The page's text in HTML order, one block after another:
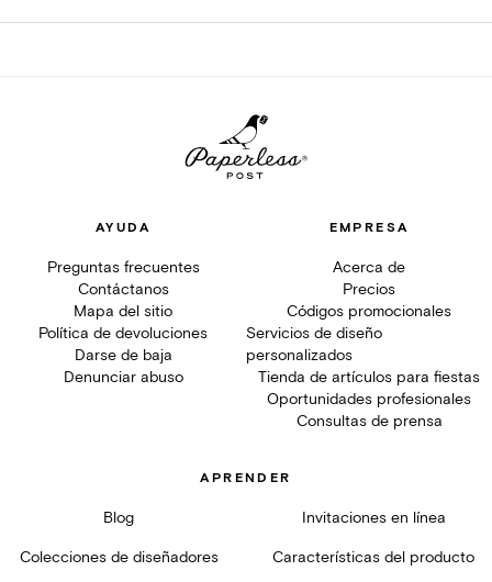
AYUDA
Preguntas frecuentes
Contáctanos
Mapa del sitio
Política de devoluciones
Darse de baja
Denunciar abuso
EMPRESA
Acerca de
Precios
Códigos promocionales
Servicios de diseño
personalizados
Tienda de artículos para fiestas
Oportunidades profesionales
Consultas de prensa
APRENDER
Blog Invitaciones en línea
Colecciones de diseñadores Características del producto